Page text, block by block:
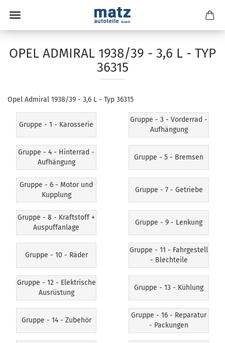
OPEL ADMIRAL 1938/39 - 3,6 L - TYP
36315
Opel Admiral 1938/39 - 3,6 L - Typ 36315
Gruppe - 1 - Karosserie
Gruppe - 3 - Vorderrad -
Aufhängung
Gruppe - 4 - Hinterrad -
Aufhängung
Gruppe - 5 - Bremsen
Gruppe - 6 - Motor und
Kupplung
Gruppe - 7 - Getriebe
Gruppe - 8 - Kraftstoff +
Auspuffanlage
Gruppe - 9 - Lenkung
Gruppe - 10 - Räder
Gruppe - 11 - Fahrgestell
- Blechteile
Gruppe - 12 - Elektrische
Ausrüstung
Gruppe - 13 - Kühlung
Gruppe - 14 - Zubehör
Gruppe - 16 - Reparatur
- Packungen